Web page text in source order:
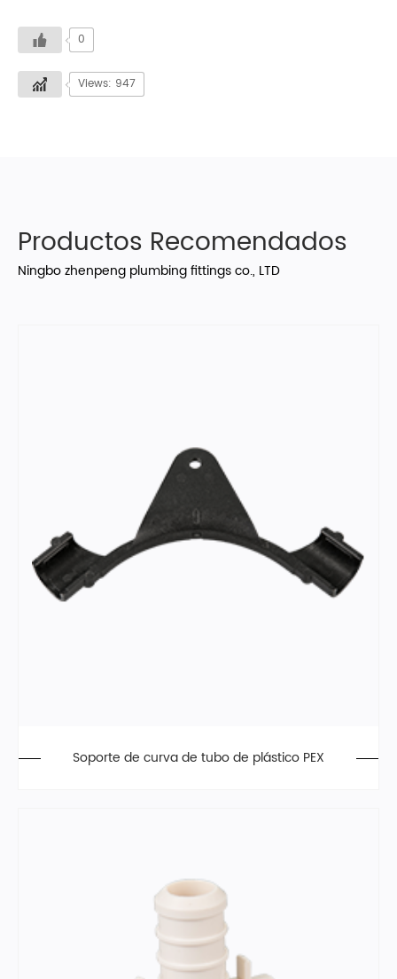
0
Views: 947
Productos Recomendados
Ningbo zhenpeng plumbing fittings co., LTD
Soporte de curva de tubo de plástico PEX